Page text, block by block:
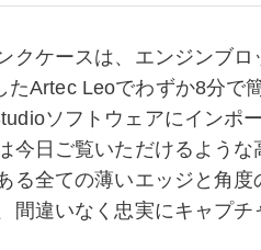
クケースは、エンジンブ
たArtec Leoでわずか8分で
ソフトウェアにインポ
今日ご覧いただけるよう
る全ての薄いエッジと角
間違いなく忠実にキャプチ